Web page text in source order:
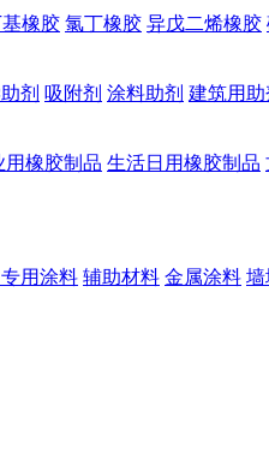
橡胶 氯丁橡胶 异戊二烯橡胶
剂 吸附剂 涂料助剂 建筑用助
用橡胶制品 生活日用橡胶制品
用涂料 辅助材料 金属涂料 墙